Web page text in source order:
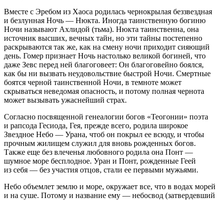
Вместе с Эребом из Хаоса родилась чернокрылая беззвездная
и безлунная Ночь — Нюкта. Иногда таинственную богиню
Ночи называют Ахлидой (тьма). Нюкта таинственна, она
источник высших, вечных тайн, но эти тайны постепенно
раскрываются так же, как на смену ночи приходит сияющий
день. Гомер признает Ночь настолько великой богиней, что
даже Зевс перед ней благоговеет: Он благоговейно боялся,
как бы ни вызвать неудовольствие быстрой Ночи. Смертные
боятся черной таинственной Ночи, в темноте может
скрываться неведомая опасность, и потому полная чернота
может вызывать ужаснейший страх.
Согласно посвященной генеалогии богов «Теогонии» поэта
и рапсода Гесиода, Гея, прежде всего, родила широкое
Звездное Небо — Урана, чтоб он покрыл ее всюду, и чтобы
прочным жилищем служил для вновь рожденных богов.
Также еще без влеченья любовного родила она Понт —
шумное море бесплодное. Уран и Понт, рожденные Геей
из себя — без участия отцов, стали ее первыми мужьями.
Небо объемлет землю и море, окружает все, что в водах морей
и на суше. Потому и название ему — небосвод (затвердевший